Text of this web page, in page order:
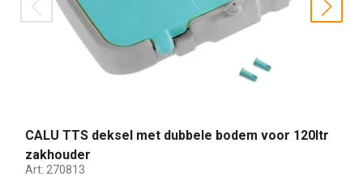
CALU TTS deksel met dubbele bodem voor 120ltr
zakhouder
Art: 270813
prev next